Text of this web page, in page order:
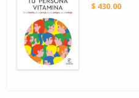
$ 430.00